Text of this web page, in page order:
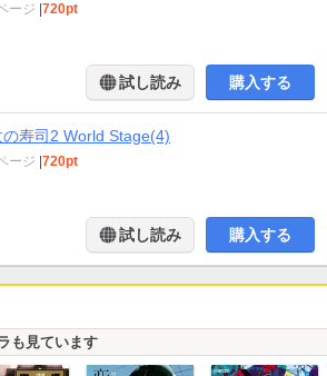
ージ 720pt
試し読み 購入する
の寿司2 World Stage(4)
ージ 720pt
試し読み 購入する
も見ています